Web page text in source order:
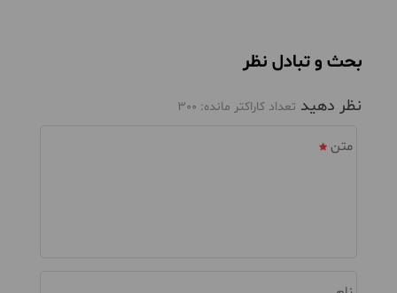
بحث و تبادل نظر
نظر دهید تعداد کاراکتر مانده: 300
متن